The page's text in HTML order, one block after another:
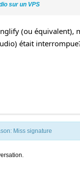
sur un VPS
(ou
était
Miss signature